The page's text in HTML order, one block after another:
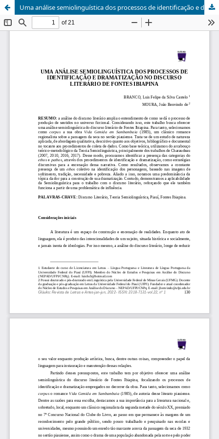
Uma análise semiolinguística dos processos de identificação e dramatização no discurso literário de Fontes Ibiapina